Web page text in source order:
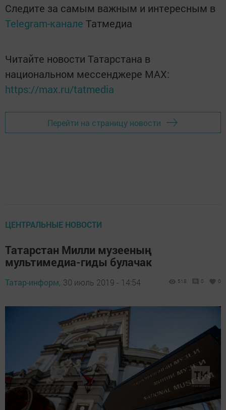
Следите за самым важным и интересным в
Telegram-канале Татмедиа
Читайте новости Татарстана в
национальном мессенджере MАХ:
https://max.ru/tatmedia
Перейти на страницу новости
ЦЕНТРАЛЬНЫЕ НОВОСТИ
Татарстан Милли музееның
мультимедиа-гиды булачак
Татар-информ, 30 июль 2019 - 14:54 518 0 0